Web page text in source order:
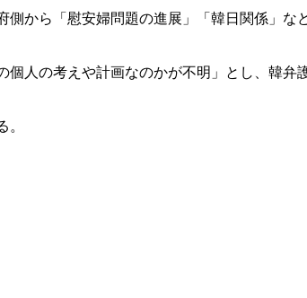
から「慰安婦問題の進展」「韓日関係」な
人の考えや計画なのかが不明」とし、韓弁